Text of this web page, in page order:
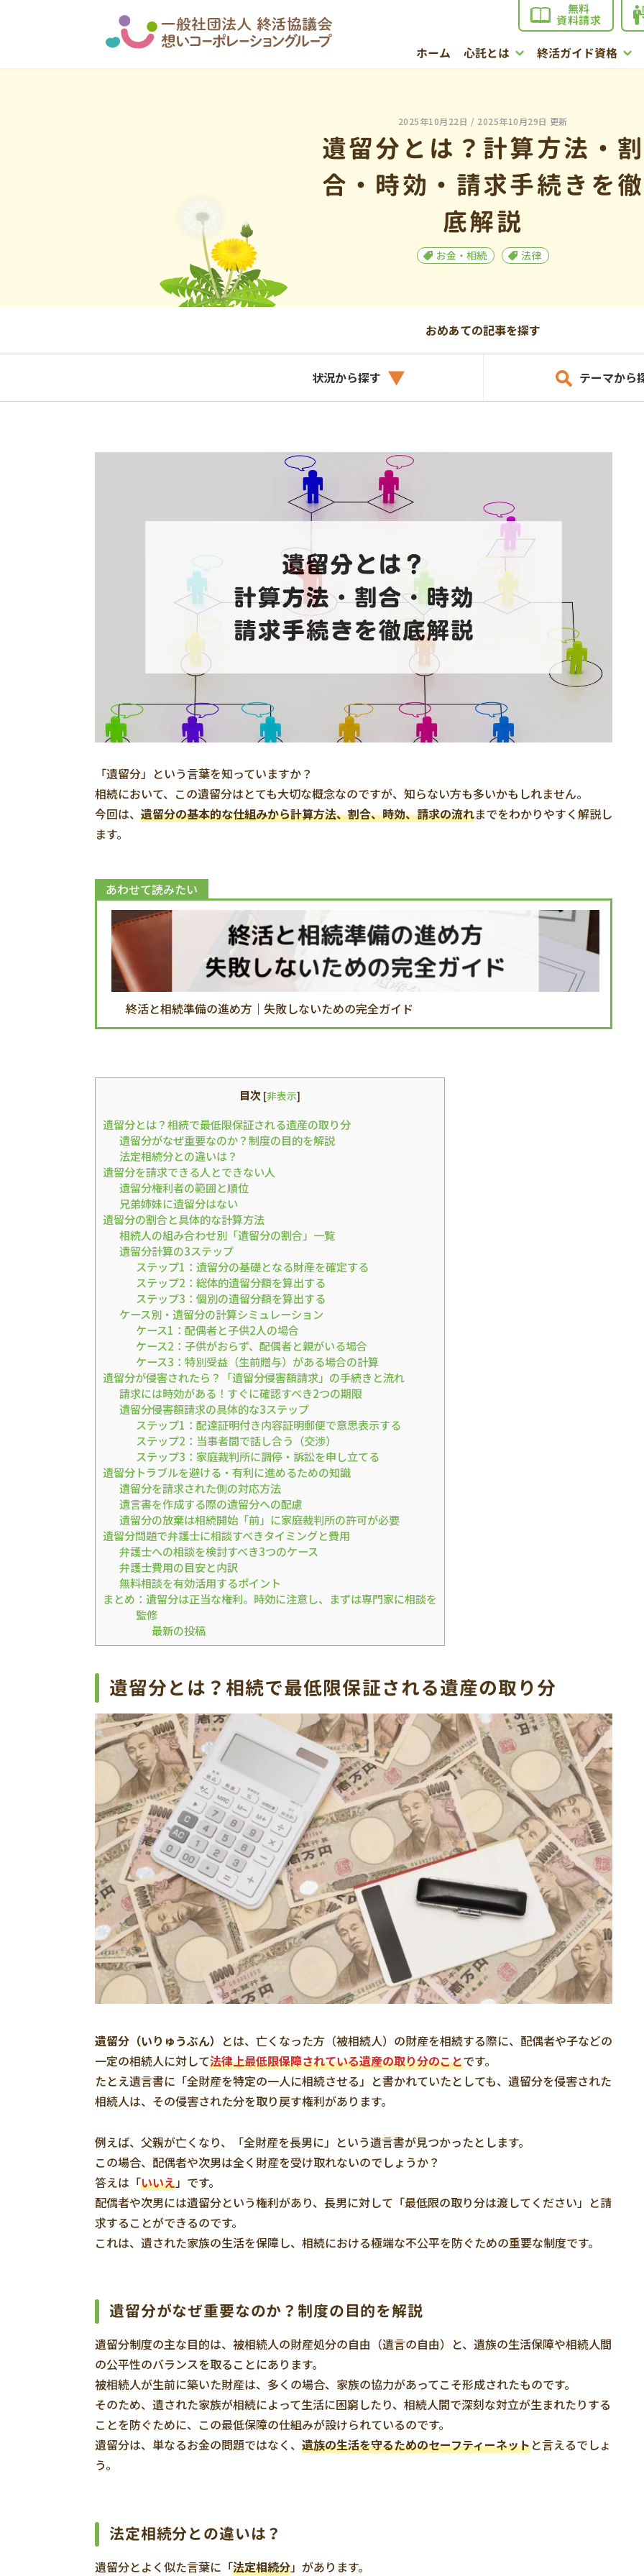
ホーム 心託とは 終活ガイド資格
無料
資料請求
2025年10月22日 / 2025年10月29日 更新
遺留分とは？計算方法・割
合・時効・請求手続きを徹
底解説
お金・相続 法律
おめあての記事を探す
状況から探す テーマから
「遺留分」という言葉を知っていますか？
相続において、この遺留分はとても大切な概念なのですが、知らない方も多いかもしれません。
今回は、 遺留分の基本的な仕組みから計算方法、割合、時効、請求の流れまでをわかりやすく解説し
ます。
あわせて読みたい
終活と相続準備の進め方｜失敗しないための完全ガイド
目次 [非表示]
遺留分とは？相続で最低限保証される遺産の取り分
遺留分がなぜ重要なのか？制度の目的を解説
法定相続分との違いは？
遺留分を請求できる人とできない人
遺留分権利者の範囲と順位
兄弟姉妹に遺留分はない
遺留分の割合と具体的な計算方法
相続人の組み合わせ別「遺留分の割合」一覧
遺留分計算の3ステップ
ステップ1：遺留分の基礎となる財産を確定する
ステップ2：総体的遺留分額を算出する
ステップ3：個別の遺留分額を算出する
ケース別・遺留分の計算シミュレーション
ケース1：配偶者と子供2人の場合
ケース2：子供がおらず、配偶者と親がいる場合
ケース3：特別受益（生前贈与）がある場合の計算
遺留分が侵害されたら？「遺留分侵害額請求」の手続きと流れ
請求には時効がある！すぐに確認すべき2つの期限
遺留分侵害額請求の具体的な3ステップ
ステップ1：配達証明付き内容証明郵便で意思表示する
ステップ2：当事者間で話し合う（交渉）
ステップ3：家庭裁判所に調停・訴訟を申し立てる
遺留分トラブルを避ける・有利に進めるための知識
遺留分を請求された側の対応方法
遺言書を作成する際の遺留分への配慮
遺留分の放棄は相続開始「前」に家庭裁判所の許可が必要
遺留分問題で弁護士に相談すべきタイミングと費用
弁護士への相談を検討すべき3つのケース
弁護士費用の目安と内訳
無料相談を有効活用するポイント
まとめ：遺留分は正当な権利。時効に注意し、まずは専門家に相談を
監修
最新の投稿
遺留分とは？相続で最低限保証される遺産の取り分
遺留分（いりゅうぶん） とは、亡くなった方（被相続人）の財産を相続する際に、配偶者や子などの
一定の相続人に対して法律上最低限保障されている遺産の取り分のことです。
たとえ遺言書に「全財産を特定の一人に相続させる」と書かれていたとしても、遺留分を侵害された
相続人は、その侵害された分を取り戻す権利があります。
例えば、父親が亡くなり、「全財産を長男に」という遺言書が見つかったとします。
この場合、配偶者や次男は全く財産を受け取れないのでしょうか？
答えは「いいえ」です。
配偶者や次男には遺留分という権利があり、長男に対して「最低限の取り分は渡してください」と請
求することができるのです。
これは、遺された家族の生活を保障し、相続における極端な不公平を防ぐための重要な制度です。
遺留分がなぜ重要なのか？制度の目的を解説
遺留分制度の主な目的は、被相続人の財産処分の自由（遺言の自由）と、遺族の生活保障や相続人間
の公平性のバランスを取ることにあります。
被相続人が生前に築いた財産は、多くの場合、家族の協力があってこそ形成されたものです。
そのため、遺された家族が相続によって生活に困窮したり、相続人間で深刻な対立が生まれたりする
ことを防ぐために、この最低保障の仕組みが設けられているのです。
遺留分は、単なるお金の問題ではなく、 遺族の生活を守るためのセーフティーネットと言えるでしょ
う。
法定相続分との違いは？
遺留分とよく似た言葉に「法定相続分」があります。